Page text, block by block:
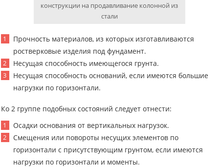
конструкции на продавливание колонной из
стали
Прочность материалов, из которых изготавливаются
ростверковые изделия под фундамент.
Несущая способность имеющегося грунта.
Несущая способность оснований, если имеются большие
нагрузки по горизонтали.
Ко 2 группе подобных состояний следует отнести:
Осадки основания от вертикальных нагрузок.
Смещения или повороты несущих элементов по
горизонтали с присутствующим грунтом, если имеются
нагрузки по горизонтали и моменты.